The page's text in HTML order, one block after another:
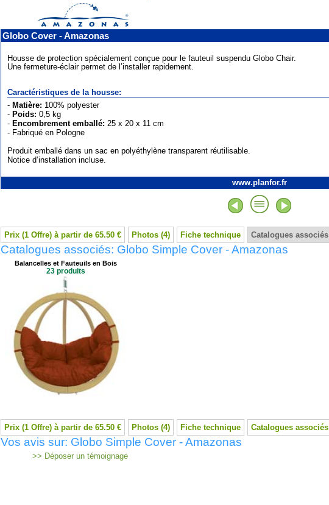
Globo Cover - Amazonas
Housse de protection spécialement conçue pour le fauteuil suspendu Globo Chair.
Une fermeture-éclair permet de l’installer rapidement.
Caractéristiques de la housse:
- Matière: 100% polyester
- Poids: 0,5 kg
- Encombrement emballé: 25 x 20 x 11 cm
- Fabriqué en Pologne
Produit emballé dans un sac en polyéthylène transparent réutilisable.
Notice d’installation incluse.
www.planfor.fr
Prix (1 Offre) à partir de 65.50 € Photos (4) Fiche technique Catalogues associés
Catalogues associés: Globo Simple Cover - Amazonas
Balancelles et Fauteuils en Bois
23 produits
Prix (1 Offre) à partir de 65.50 € Photos (4) Fiche technique Catalogues associés
Vos avis sur: Globo Simple Cover - Amazonas
>> Déposer un témoignage